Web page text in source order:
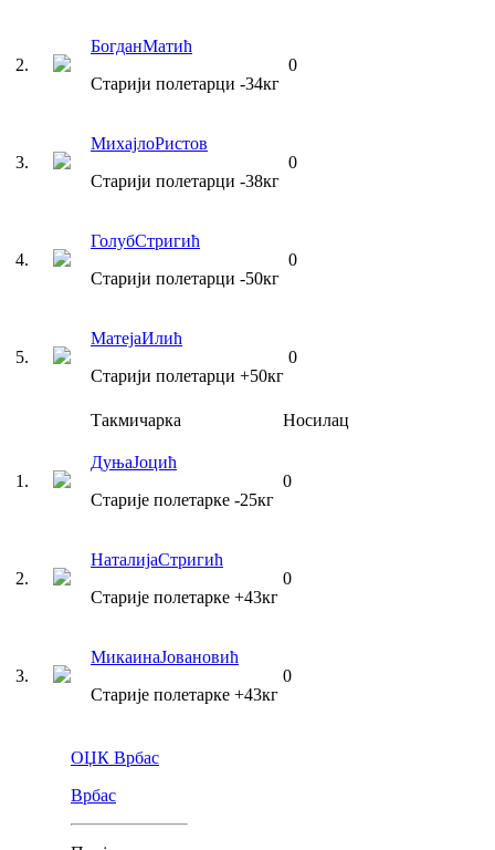
2.
БогданМатић
Старији полетарци -34кг
0
3.
МихајлоРистов
Старији полетарци -38кг
0
4.
ГолубСтригић
Старији полетарци -50кг
0
5.
МатејаИлић
Старији полетарци +50кг
0
Такмичарка Носилац
1 .
ДуњаЈоцић
Старије полетарке -25кг
0
2.
НаталијаСтригић
Старије полетарке +43кг
0
3.
МикаинаЈовановић
Старије полетарке +43кг
0
ОЏК Врбас
Врбас